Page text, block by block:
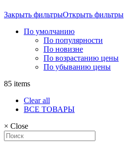
Закрыть фильтрыОткрыть фильтры
По умолчанию
По популярности
По новизне
По возрастанию цены
По убыванию цены
85 items
Clear all
ВСЕ ТОВАРЫ
× Close